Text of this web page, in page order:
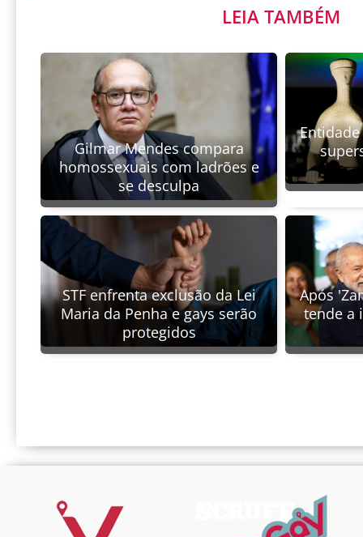
LEIA TAMBÉM
Gilmar Mendes compara
homossexuais com ladrões e
se desculpa
STF enfrenta exclusão da Lei
Maria da Penha e gays serão
protegidos
Após
tende a